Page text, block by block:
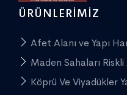
ÜRÜNLERIMIZ
Afet Alanı ve Yapı
Maden Sahaları
Köprü Ve Viyadükler